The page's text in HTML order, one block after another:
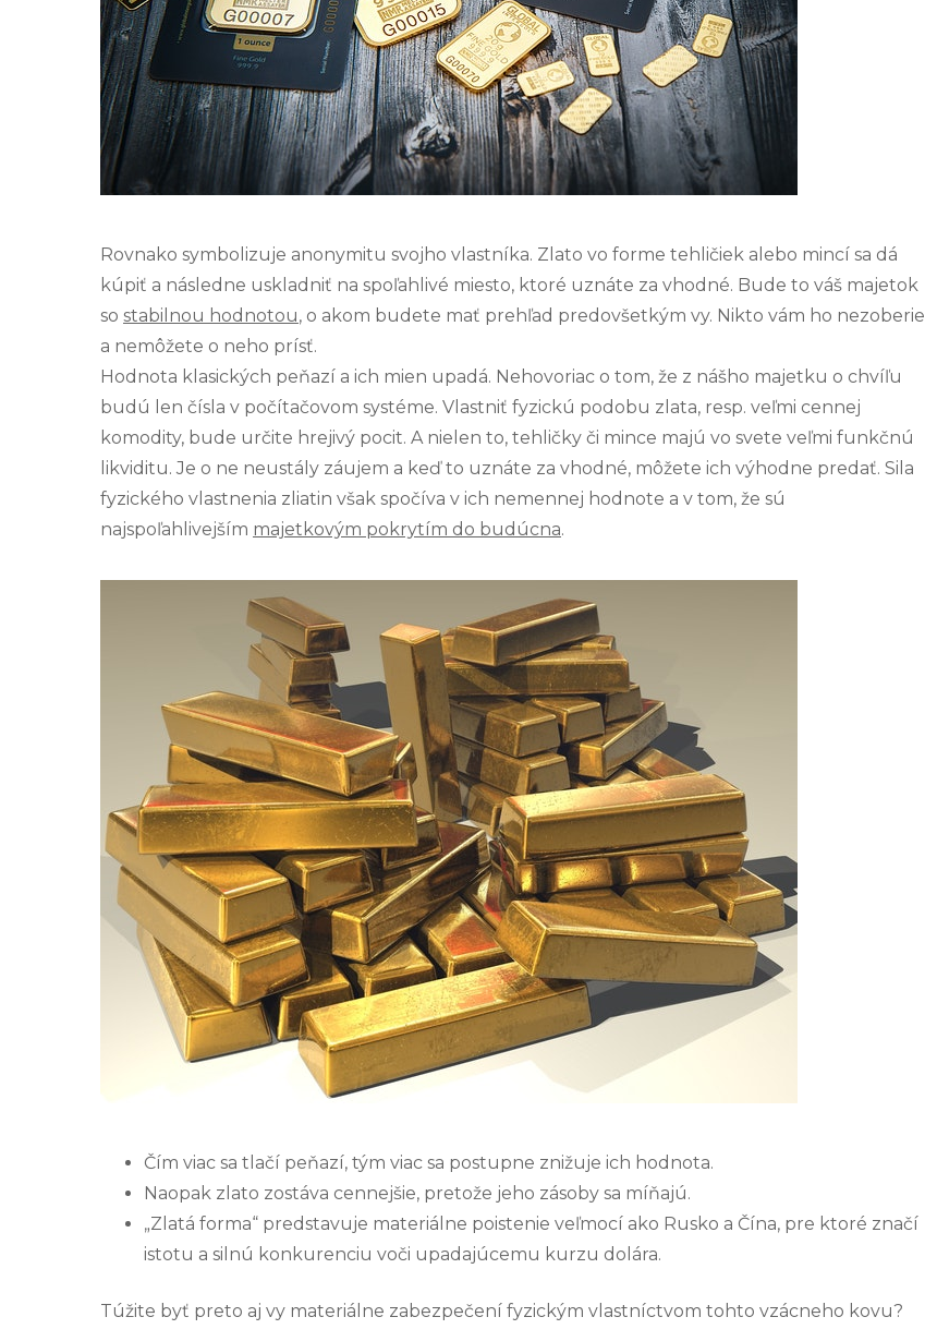
Rovnako symbolizuje anonymitu svojho vlastníka. Zlato vo forme tehličiek alebo mincí sa dá
kúpiť a následne uskladniť na spoľahlivé miesto, ktoré uznáte za vhodné. Bude to váš majetok
so stabilnou hodnotou, o akom budete mať prehľad predovšetkým vy. Nikto vám ho nezoberie
a nemôžete o neho prísť.
Hodnota klasických peňazí a ich mien upadá. Nehovoriac o tom, že z nášho majetku o chvíľu
budú len čísla v počítačovom systéme. Vlastniť fyzickú podobu zlata, resp. veľmi cennej
komodity, bude určite hrejivý pocit. A nielen to, tehličky či mince majú vo svete veľmi funkčnú
likviditu. Je o ne neustály záujem a keď to uznáte za vhodné, môžete ich výhodne predať. Sila
fyzického vlastnenia zliatin však spočíva v ich nemennej hodnote a v tom, že sú
najspoľahlivejším majetkovým pokrytím do budúcna.
Čím viac sa tlačí peňazí, tým viac sa postupne znižuje ich hodnota.
Naopak zlato zostáva cennejšie, pretože jeho zásoby sa míňajú.
„Zlatá forma“ predstavuje materiálne poistenie veľmocí ako Rusko a Čína, pre ktoré značí
istotu a silnú konkurenciu voči upadajúcemu kurzu dolára.
Túžite byť preto aj vy materiálne zabezpečení fyzickým vlastníctvom tohto vzácneho kovu?